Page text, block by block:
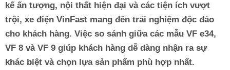
kế ấn tượng, nội thất hiện đại và các tiện ích vượt
trội, xe điện VinFast mang đến trải nghiệm độc đáo
cho khách hàng. Việc so sánh giữa các mẫu VF e34,
VF 8 và VF 9 giúp khách hàng dễ dàng nhận ra sự
khác biệt và chọn lựa sản phẩm phù hợp nhất.